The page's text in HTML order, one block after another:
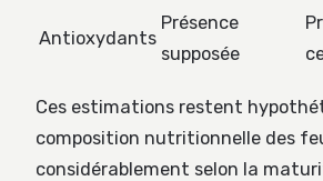
Antioxydants
Présence
supposée
Ces estimations restent
composition nutritionnelle des
considérablement selon la